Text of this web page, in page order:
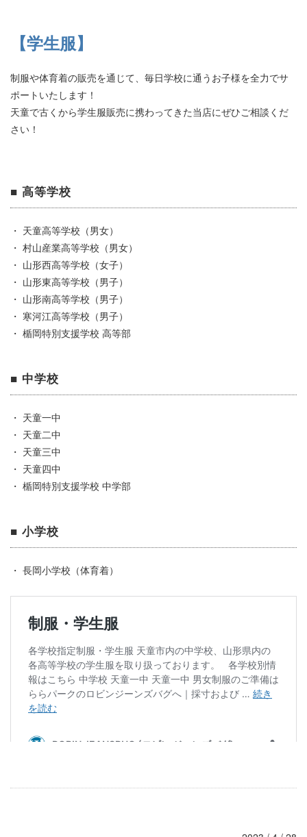
【学生服】
制服や体育着の販売を通じて、毎日学校に通うお子様を全力でサ
ポートいたします！
天童で古くから学生服販売に携わってきた当店にぜひご相談くだ
さい！
■ 高等学校
・ 天童高等学校（男女）
・ 村山産業高等学校（男女）
・ 山形西高等学校（女子）
・ 山形東高等学校（男子）
・ 山形南高等学校（男子）
・ 寒河江高等学校（男子）
・ 楯岡特別支援学校 高等部
■ 中学校
・ 天童一中
・ 天童二中
・ 天童三中
・ 天童四中
・ 楯岡特別支援学校 中学部
■ 小学校
・ 長岡小学校（体育着）